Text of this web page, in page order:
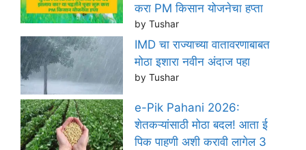
करा PM किसान योजनेचा हप्ता
by Tushar
IMD चा राज्याच्या वातावरणाबाबत
मोठा इशारा नवीन अंदाज पहा
by Tushar
e-Pik Pahani 2026:
शेतकऱ्यांसाठी मोठा बदल! आता ई
पिक पाहणी अशी करावी लागेल 3